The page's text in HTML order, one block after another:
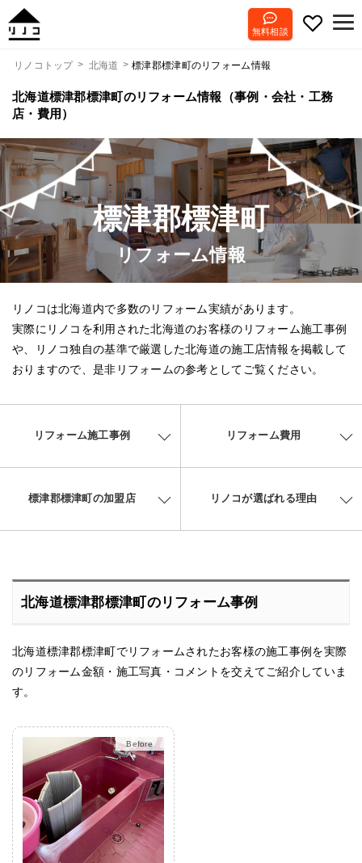
無料相談
リノコトップ 北海道 標津郡標津町のリフォーム情報
北海道標津郡標津町のリフォーム情報（事例・会社・工務
店・費用）
標津郡標津町
リフォーム情報
リノコは北海道内で多数のリフォーム実績があります。
実際にリノコを利用された北海道のお客様のリフォーム施工事例
や、リノコ独自の基準で厳選した北海道の施工店情報を掲載して
おりますので、是非リフォームの参考としてご覧ください。
リフォーム施工事例 リフォーム費用
標津郡標津町の加盟店 リノコが選ばれる理由
北海道標津郡標津町のリフォーム事例
北海道標津郡標津町でリフォームされたお客様の施工事例を実際
のリフォーム金額・施工写真・コメントを交えてご紹介していま
す。
After